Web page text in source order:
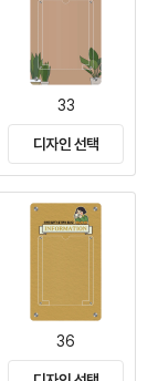
33
디자인 선택
36